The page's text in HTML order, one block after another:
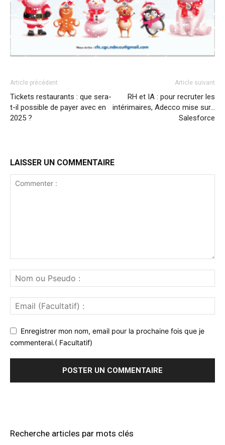
Article précédent
Tickets restaurants : que sera-
t-il possible de payer avec en
2025 ?
Article suivant
RH et IA : pour recruter les
intérimaires, Adecco mise sur…
Salesforce
LAISSER UN COMMENTAIRE
Enregistrer mon nom, email pour la prochaine fois que je
commenterai.( Facultatif)
Recherche articles par mots clés